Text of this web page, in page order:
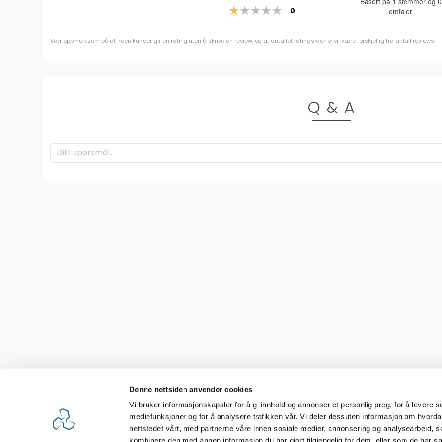
Denne nettsiden anvender cookies
Vi bruker informasjonskapsler for å gi innhold og annonser et personlig preg, for å levere
mediefunksjoner og for å analysere trafikken vår. Vi deler dessuten informasjon om
nettstedet vårt, med partnerne våre innen sosiale medier, annonsering og analysearbeid,
kombinere den med annen informasjon du har gjort tilgjengelig for dem, eller som de har
Karakter: 1 av 5 mulige
0
av
omtaler
Vær oppmerksom på at noen kunder gir en rating uten å skrive en review, og at antallet ratings derfor vil være forskjellig fra antall reviews.
Q & A